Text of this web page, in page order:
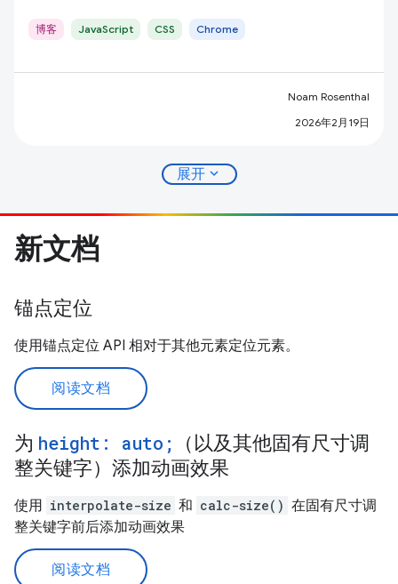
博客 JavaScript CSS Chrome
Noam Rosenthal
2026年2月19日
展开 expand_more
新文档
锚点定位
使用锚点定位 API 相对于其他元素定位元素。
阅读文档
为 height: auto;
（以及其他固有尺寸调
整关键字）添加动画效果
使用 interpolate-size 和 calc-size() 在固有尺寸调
整关键字前后添加动画效果
阅读文档